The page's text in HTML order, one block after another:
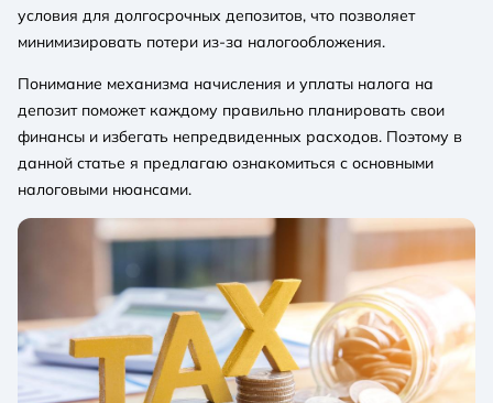
условия для долгосрочных депозитов, что позволяет
минимизировать потери из-за налогообложения.
Понимание механизма начисления и уплаты налога на
депозит поможет каждому правильно планировать свои
финансы и избегать непредвиденных расходов. Поэтому в
данной статье я предлагаю ознакомиться с основными
налоговыми нюансами.